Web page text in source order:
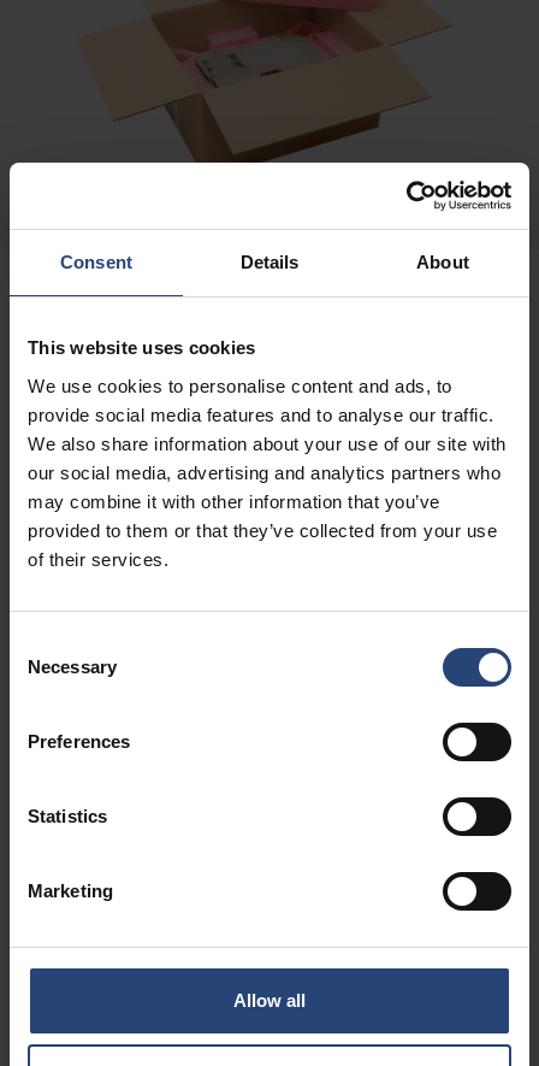
Consent Details About
This website uses cookies
We use cookies to personalise content and ads, to
provide social media features and to analyse our traffic.
We also share information about your use of our site with
our social media, advertising and analytics partners who
may combine it with other information that you’ve
provided to them or that they’ve collected from your use
of their services.
Selection
Necessary
Preferences
Statistics
Marketing
Allow all
ESD-BESCHERMENDE
OPLOSSINGEN
ESD-oplossingen die uw producten
beschermen
We bieden verschillende soorten ESD-oplossingen
om ervoor te zorgen dat we u kunnen helpen,
ongeacht het product dat u verzendt. Hieronder